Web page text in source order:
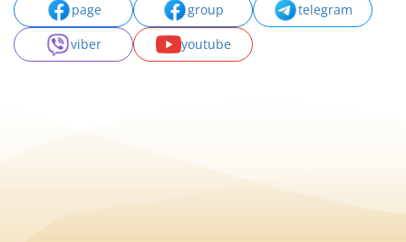
page group
telegram
viber
youtube